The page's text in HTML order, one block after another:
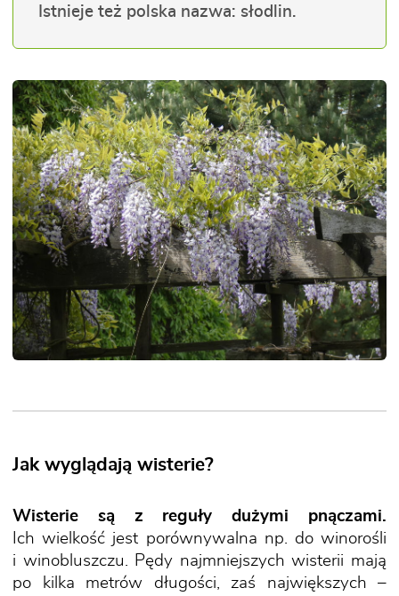
Istnieje też polska nazwa: słodlin.
Jak wyglądają wisterie?
Wisterie są z reguły dużymi pnączami.
Ich wielkość jest porównywalna np. do winorośli
i winobluszczu. Pędy najmniejszych wisterii mają
po kilka metrów długości, zaś największych –